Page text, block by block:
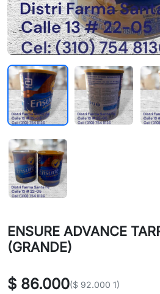
ENSURE ADVANCE
(GRANDE)
$ 86.000($ 92.000 1)